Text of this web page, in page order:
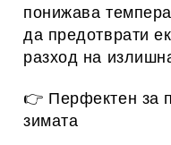
понижава
да предотврати
разход на
👉 Перфектен за
зимата